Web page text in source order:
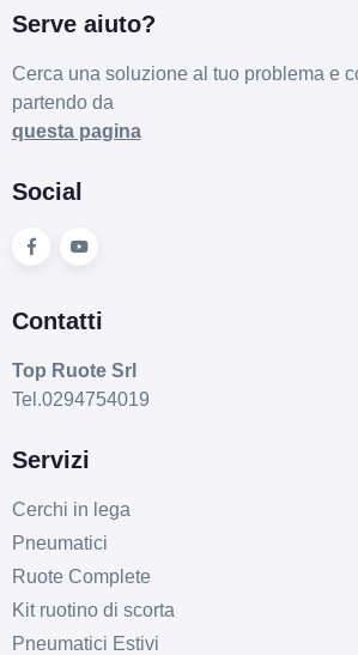
Serve aiuto?
Cerca una soluzione al tuo problema e
partendo da
questa pagina
Social
Contatti
Top Ruote Srl
Tel.0294754019
Servizi
Cerchi in lega
Pneumatici
Ruote Complete
Kit ruotino di scorta
Pneumatici Estivi